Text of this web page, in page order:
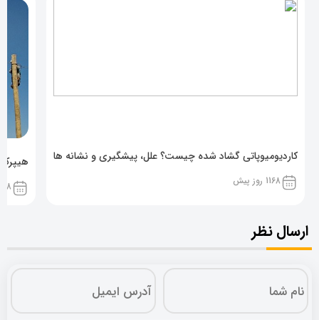
کاردیومیوپاتی گشاد شده چیست؟ علل، پیشگیری و نشانه ها
1168 روز پیش 1168
ارسال نظر